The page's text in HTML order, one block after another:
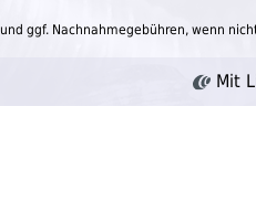
und ggf. Nachnahmegebühren, wenn
Mit